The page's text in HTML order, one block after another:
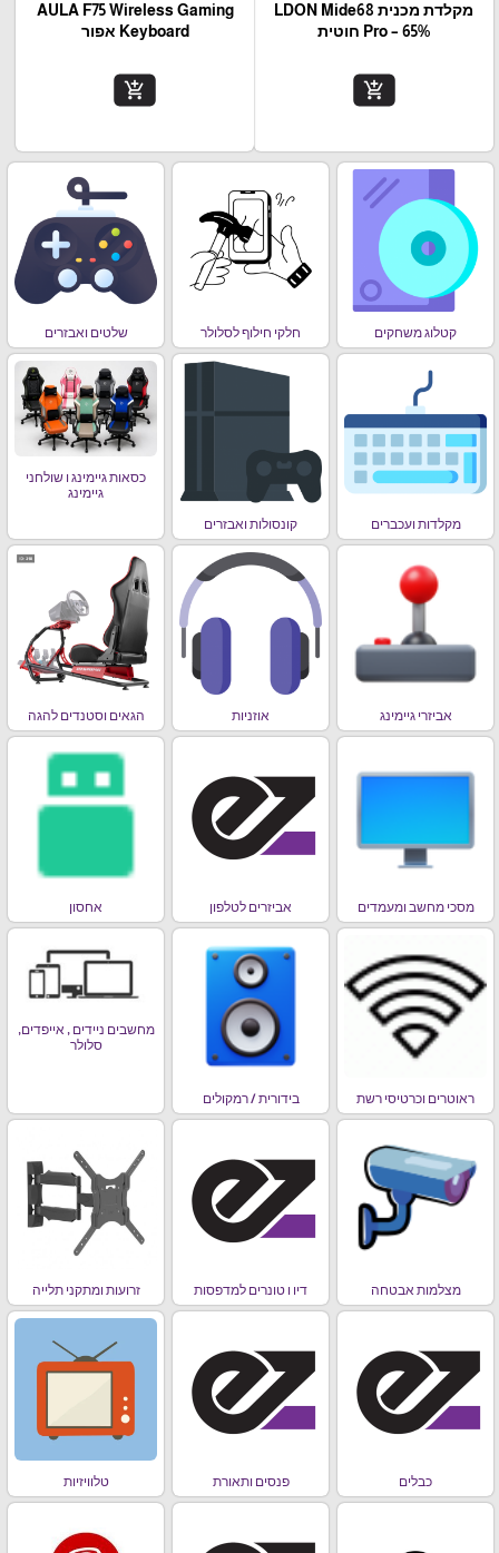
מקלדת מכנית LDON Mide68
Pro – 65% חוטית
add_shopping_cart
AULA F75 Wireless Gaming
Keyboard אפור
add_shopping_cart
קטלוג משחקים חלקי חילוף לסלולר שלטים ואבזרים
מקלדות ועכברים קונסולות ואבזרים
כסאות גיימינג ו שולחני
גיימינג
אביזרי גיימינג אוזניות הגאים וסטנדים להגה
מסכי מחשב ומעמדים אביזרים לטלפון אחסון
ראוטרים וכרטיסי רשת בידורית / רמקולים
מחשבים ניידים , אייפדים,
סלולר
מצלמות אבטחה דיו ו טונרים למדפסות זרועות ומתקני תלייה
כבלים פנסים ותאורת טלוויזיות